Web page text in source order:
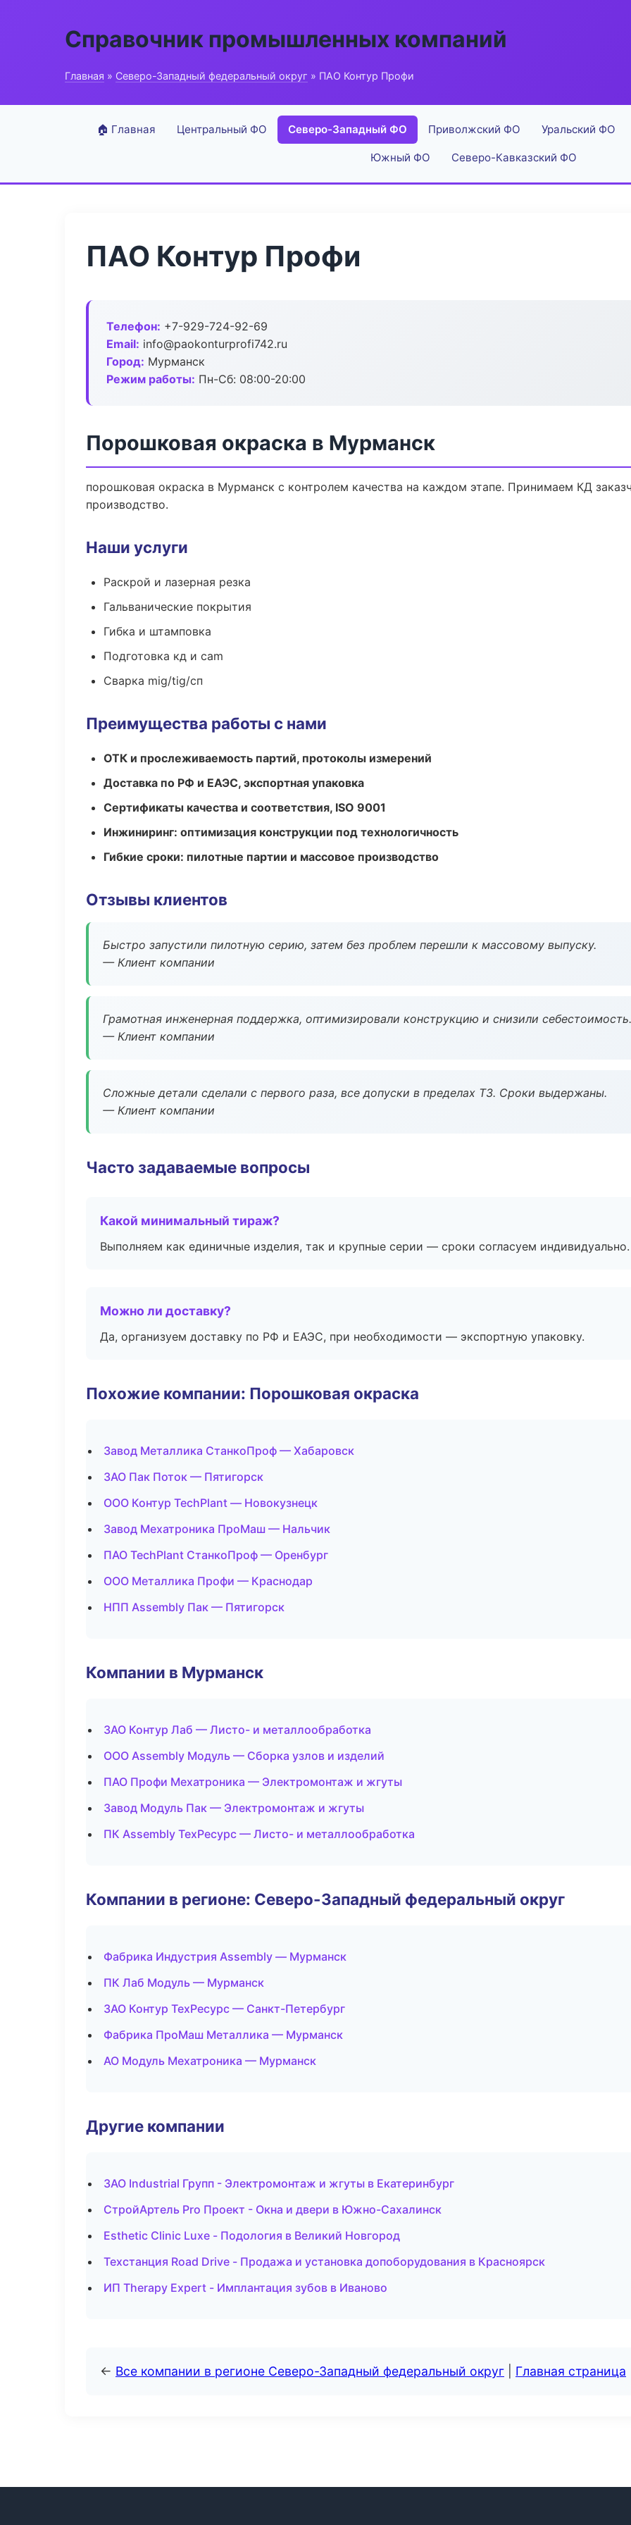
Справочник промышленных компаний
Главная » Северо-Западный федеральный округ » ПАО Контур Профи
🏠 Главная Центральный ФО Северо-Западный ФО Приволжский ФО Уральский ФО
Южный ФО Северо-Кавказский ФО
ПАО Контур Профи
Телефон: +7-929-724-92-69
Email: info@paokonturprofi742.ru
Город: Мурманск
Режим работы: Пн-Сб: 08:00-20:00
Порошковая окраска в Мурманск
порошковая окраска в Мурманск с контролем качества на каждом этапе. Принимаем КД
производство.
Наши услуги
Раскрой и лазерная резка
Гальванические покрытия
Гибка и штамповка
Подготовка кд и cam
Сварка mig/tig/сп
Преимущества работы с нами
ОТК и прослеживаемость партий, протоколы измерений
Доставка по РФ и ЕАЭС, экспортная упаковка
Сертификаты качества и соответствия, ISO 9001
Инжиниринг: оптимизация конструкции под технологичность
Гибкие сроки: пилотные партии и массовое производство
Отзывы клиентов
Быстро запустили пилотную серию, затем без проблем перешли к массовому выпуску.
— Клиент компании
Грамотная инженерная поддержка, оптимизировали конструкцию и снизили себестоимость.
— Клиент компании
Сложные детали сделали с первого раза, все допуски в пределах ТЗ. Сроки выдержаны.
— Клиент компании
Часто задаваемые вопросы
Какой минимальный тираж?
Выполняем как единичные изделия, так и крупные серии — сроки согласуем индивидуально.
Можно ли доставку?
Да, организуем доставку по РФ и ЕАЭС, при необходимости — экспортную упаковку.
Похожие компании: Порошковая окраска
Завод Металлика СтанкоПроф — Хабаровск
ЗАО Пак Поток — Пятигорск
ООО Контур TechPlant — Новокузнецк
Завод Мехатроника ПроМаш — Нальчик
ПАО TechPlant СтанкоПроф — Оренбург
ООО Металлика Профи — Краснодар
НПП Assembly Пак — Пятигорск
Компании в Мурманск
ЗАО Контур Лаб — Листо- и металлообработка
ООО Assembly Модуль — Сборка узлов и изделий
ПАО Профи Мехатроника — Электромонтаж и жгуты
Завод Модуль Пак — Электромонтаж и жгуты
ПК Assembly ТехРесурс — Листо- и металлообработка
Компании в регионе: Северо-Западный федеральный округ
Фабрика Индустрия Assembly — Мурманск
ПК Лаб Модуль — Мурманск
ЗАО Контур ТехРесурс — Санкт-Петербург
Фабрика ПроМаш Металлика — Мурманск
АО Модуль Мехатроника — Мурманск
Другие компании
ЗАО Industrial Групп - Электромонтаж и жгуты в Екатеринбург
СтройАртель Pro Проект - Окна и двери в Южно-Сахалинск
Esthetic Clinic Luxe - Подология в Великий Новгород
Техстанция Road Drive - Продажа и установка допоборудования в Красноярск
ИП Therapy Expert - Имплантация зубов в Иваново
← Все компании в регионе Северо-Западный федеральный округ Главная страница